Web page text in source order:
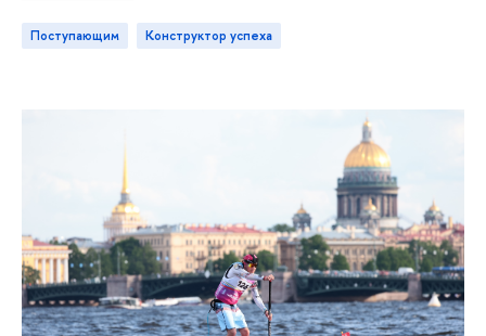
Поступающим конструктор успеха